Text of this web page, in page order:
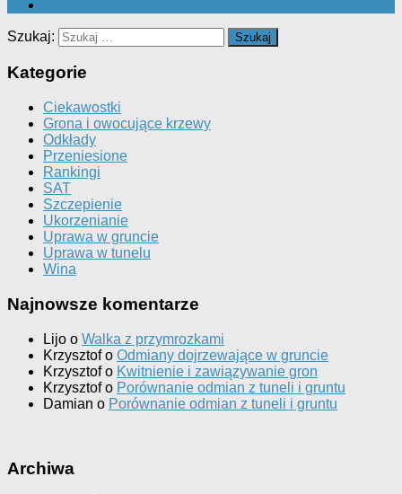
Szukaj:
Kategorie
Ciekawostki
Grona i owocujące krzewy
Odkłady
Przeniesione
Rankingi
SAT
Szczepienie
Ukorzenianie
Uprawa w gruncie
Uprawa w tunelu
Wina
Najnowsze komentarze
Lijo o Walka z przymrozkami
Krzysztofo Odmiany dojrzewające w gruncie
Krzysztofo Kwitnienie i zawiązywanie gron
Krzysztofo Porównanie odmian z tuneli i gruntu
Damian o Porównanie odmian z tuneli i gruntu
Archiwa